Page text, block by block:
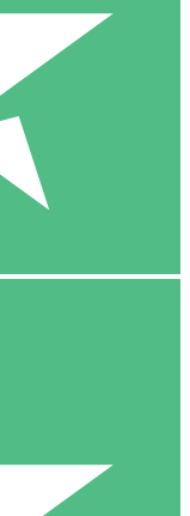
Credits. Keine